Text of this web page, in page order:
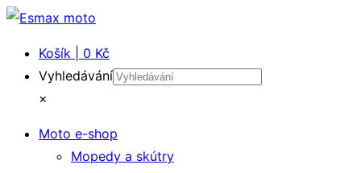
Košík | 0 Kč
Vyhledávání
×
Moto e-shop
Mopedy a skútry